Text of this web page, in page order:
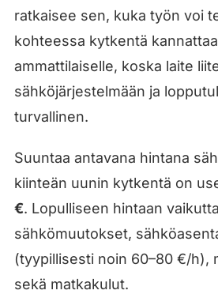
ratkaisee sen, kuka työn voi
kohteessa kytkentä
ammattilaiselle, koska laite
sähköjärjestelmään ja
turvallinen.
Suuntaa antavana hintana
kiinteän uunin kytkentä on
€. Lopulliseen hintaan
sähkömuutokset,
(tyypillisesti noin 60–80 €/h),
sekä matkakulut.